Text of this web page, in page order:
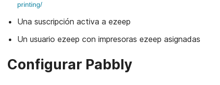
printing/
Una suscripción activa a ezeep
Un usuario ezeep con impresoras ezeep asignadas
Configurar Pabbly